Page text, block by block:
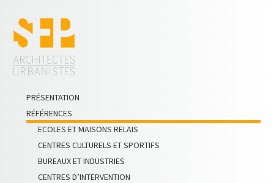
PRÉSENTATION
RÉFÉRENCES
ECOLES ET MAISONS RELAIS
CENTRES CULTURELS ET SPORTIFS
BUREAUX ET INDUSTRIES
CENTRES D’INTERVENTION